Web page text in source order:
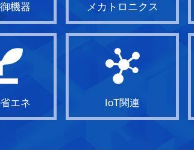
機器 メカトロニクス
エネ IoT関連